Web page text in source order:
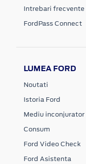
Intrebari frecvente
FordPass Connect
LUMEA FORD
Noutati
Istoria Ford
Mediu inconjurator
Consum
Ford Video Check
Ford Asistenta